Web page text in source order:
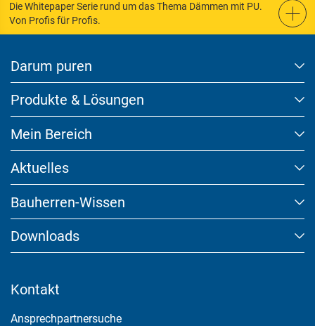
Die Whitepaper Serie rund um das Thema Dämmen mit PU.
Von Profis für Profis.
Darum puren
Kontakt
Ansprechpartnersuche
Produkte & Lösungen
Mein Bereich
Aktuelles
Bauherren-Wissen
Downloads